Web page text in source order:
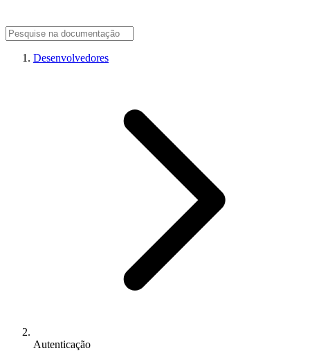
Desenvolvedores
Autenticação